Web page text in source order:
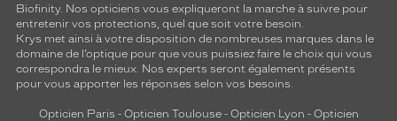
Biofinity. Nos opticiens vous expliqueront la marche à suivre pour
entretenir vos protections, quel que soit votre besoin.
Krys met ainsi à votre disposition de nombreuses marques dans le
domaine de l’optique pour que vous puissiez faire le choix qui vous
correspondra le mieux. Nos experts seront également présents
pour vous apporter les réponses selon vos besoins.
Opticien Paris - Opticien Toulouse- Opticien Lyon - Opticien